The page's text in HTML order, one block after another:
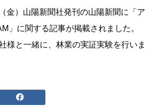
金）山陽新聞社発刊の山陽新聞に「ア
」に関する記事が掲載されました。
様と一緒に、林業の実証実験を行いま